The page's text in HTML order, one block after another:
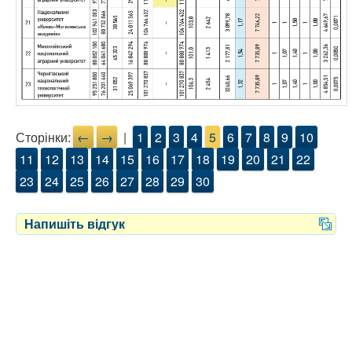
Сторінки: ← → | 1 2 3 4 5 6 7 8 9
10
11
12 13 14 15 16 17 18 19 20 21
22
23
24 25 26 27 28 29 30
Напишіть відгук